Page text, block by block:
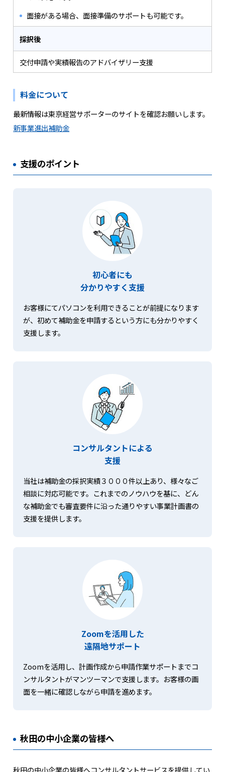
面接がある場合、面接準備のサポートも可能です。
採択後
交付申請や実績報告のアドバイザリー支援
料金について
最新情報は東京経営サポーターのサイトを確認お願いします。
新事業進出補助金
支援のポイント
初心者にも
分かりやすく支援
お客様にてパソコンを利用できることが前提になります
が、初めて補助金を申請するという方にも分かりやすく
支援します。
コンサルタントによる
支援
当社は補助金の採択実績３０００件以上あり、様々なご
相談に対応可能です。これまでのノウハウを基に、どん
な補助金でも審査要件に沿った通りやすい事業計画書の
支援を提供します。
Zoomを活用した
遠隔地サポート
Zoomを活用し、計画作成から申請作業サポートまでコ
ンサルタントがマンツーマンで支援します。お客様の画
面を一緒に確認しながら申請を進めます。
秋田の中小企業の皆様へ